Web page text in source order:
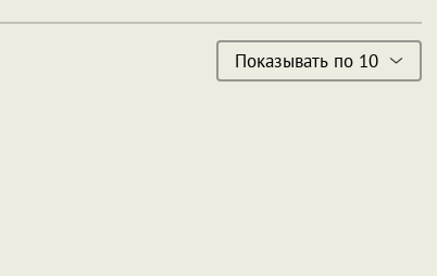
Показывать по 10